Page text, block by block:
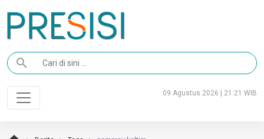
search
09 Agustus 2026 | 21:21 WIB